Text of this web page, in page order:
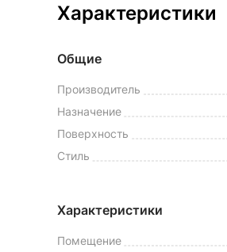
Характеристики
Общие
Производитель
Назначение
Поверхность
Стиль
Характеристики
Помещение